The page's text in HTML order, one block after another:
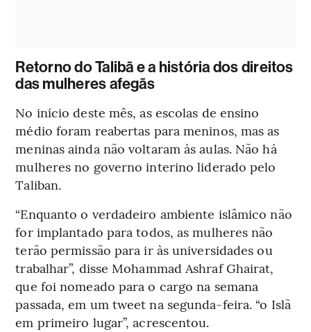
Retorno do Talibã e a história dos direitos
das mulheres afegãs
No início deste mês, as escolas de ensino
médio foram reabertas para meninos, mas as
meninas ainda não voltaram às aulas. Não há
mulheres no governo interino liderado pelo
Taliban.
“Enquanto o verdadeiro ambiente islâmico não
for implantado para todos, as mulheres não
terão permissão para ir às universidades ou
trabalhar”, disse Mohammad Ashraf Ghairat,
que foi nomeado para o cargo na semana
passada, em um tweet na segunda-feira. “o Islã
em primeiro lugar”, acrescentou.